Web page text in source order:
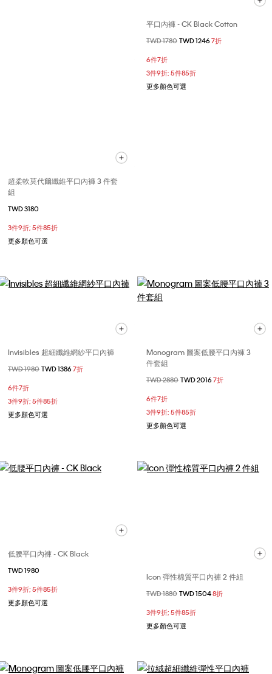
超柔軟莫代爾纖維平口內褲 3 件套
組
TWD 3180
3件9折; 5件85折
更多顏色可選
平口內褲 - CK Black Cotton
價格扣減從
TWD 1780 至
TWD 12467折
6件7折
3件9折; 5件85折
更多顏色可選
Invisibles 超細纖維網紗平口內褲
價格扣減從
TWD 1980 至
TWD 13867折
6件7折
3件9折; 5件85折
更多顏色可選
Monogram 圖案低腰平口內褲 3
件套組
價格扣減從
TWD 2880 至
TWD 20167折
6件7折
3件9折; 5件85折
更多顏色可選
低腰平口內褲 - CK Black
TWD 1980
3件9折; 5件85折
更多顏色可選
Icon 彈性棉質平口內褲 2 件組
價格扣減從
TWD 1880 至
TWD 15048折
3件9折; 5件85折
更多顏色可選